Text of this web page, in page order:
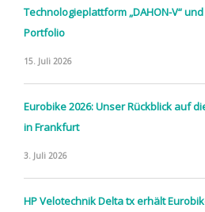
Technologieplattform „DAHON-V“
Portfolio
15. Juli 2026
Eurobike 2026: Unser Rückblick auf
in Frankfurt
3. Juli 2026
HP Velotechnik Delta tx erhält